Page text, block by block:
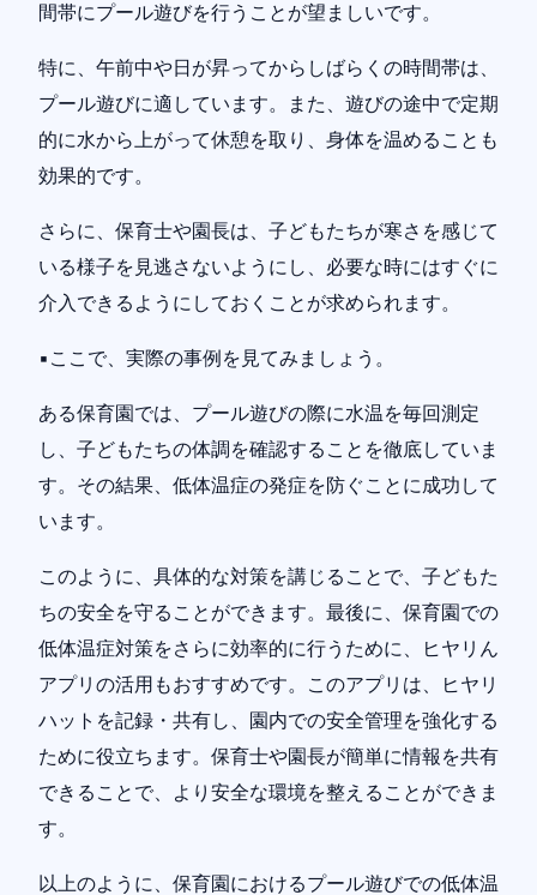
間帯にプール遊びを行うことが望ましいです。
特に、午前中や日が昇ってからしばらくの時間帯は、
プール遊びに適しています。また、遊びの途中で定期
的に水から上がって休憩を取り、身体を温めることも
効果的です。
さらに、保育士や園長は、子どもたちが寒さを感じて
いる様子を見逃さないようにし、必要な時にはすぐに
介入できるようにしておくことが求められます。
▪️ここで、実際の事例を見てみましょう。
ある保育園では、プール遊びの際に水温を毎回測定
し、子どもたちの体調を確認することを徹底していま
す。その結果、低体温症の発症を防ぐことに成功して
います。
このように、具体的な対策を講じることで、子どもた
ちの安全を守ることができます。最後に、保育園での
低体温症対策をさらに効率的に行うために、ヒヤリん
アプリの活用もおすすめです。このアプリは、ヒヤリ
ハットを記録・共有し、園内での安全管理を強化する
ために役立ちます。保育士や園長が簡単に情報を共有
できることで、より安全な環境を整えることができま
す。
以上のように、保育園におけるプール遊びでの低体温